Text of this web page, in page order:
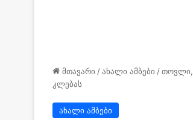
მთავარი /ახალი ამბები /თოვლი,
კლებას
ახალი ამბები